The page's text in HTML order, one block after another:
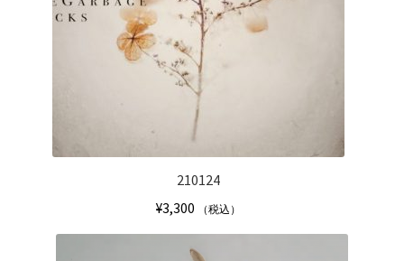
210124
¥3,300 （税込）